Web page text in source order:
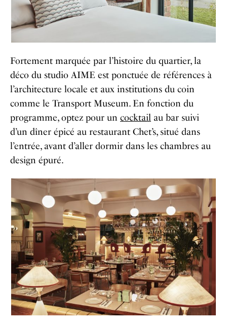
Fortement marquée par l’histoire du quartier, la
déco du studio AIME est ponctuée de références à
l’architecture locale et aux institutions du coin
comme le Transport Museum. En fonction du
programme, optez pour un cocktail au bar suivi
d’un dîner épicé au restaurant Chet’s, situé dans
l’entrée, avant d’aller dormir dans les chambres au
design épuré.